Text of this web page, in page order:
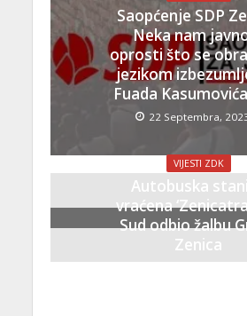
Saopćenje SDP
Neka nam
oprosti što se
jezikom
Fuada
22 Septembra,
VIJESTI ZDK
Autobuska
vraćena
Sud odbio žalbu
Zenica